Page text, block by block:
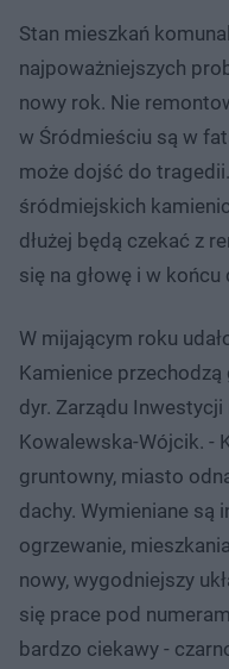
Stan mieszkań
najpoważniejszych
nowy rok. Nie
w Śródmieściu są w
może dojść do
śródmiejskich
dłużej będą czekać z
się na głowę i w
W mijającym roku
Kamienice
dyr. Zarządu
Kowalewska-Wójcik. -
gruntowny, miasto
dachy. Wymieniane są
ogrzewanie,
nowy, wygodniejszy
się prace pod
bardzo ciekawy -